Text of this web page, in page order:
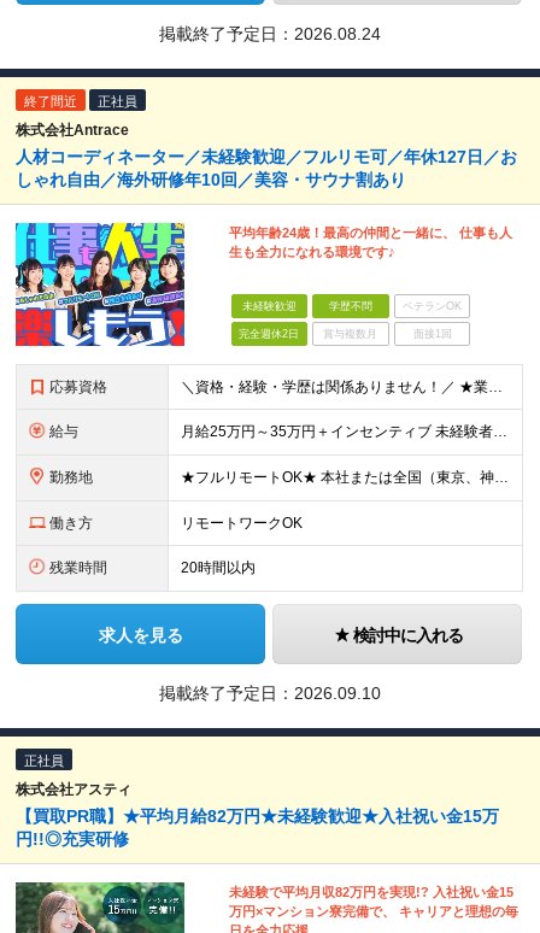
掲載終了予定日： 2026.08.24
終了間近 正社員
株式会社Antrace
人材コーディネーター／未経験歓迎／フルリモ可／年休127日／お
しゃれ自由／海外研修年10回／美容・サウナ割あり
平均年齢24歳！最高の仲間と一緒に、 仕事も人
生も全力になれる環境です♪
未経験歓迎 学歴不問 ベテランOK
完全週休2日 賞与複数月 面接1回
応募資格 ＼資格・経験・学歴は関係ありません！／ ★業界・職種未経験歓迎！ ★第二新卒、既卒歓迎！ ★社会人未経験歓迎！ ―――――――――― こんな方におススメ！ ―――――――――― ◎ボードゲーム好き
給与 月給25万円～35万円＋インセンティブ 未経験者：月給25万円～＋インセンティブ 経験者：月給35万円～＋インセンティブ （※経験者は営業経験5年以上の方を想定） ※経験・スキルなどを考慮のうえ、
勤務地 ★フルリモートOK★ 本社または全国（東京、神奈川、千葉、埼玉、大阪）にあるオフィスの利用も可能です！ ＜本社住所＞ 東京都豊島区南池袋1-16-15リージャス5階 ＜大阪支社＞ 大阪府大阪市北区
働き方 リモートワークOK
残業時間 20時間以内
求人を見る 検討中に入れる
掲載終了予定日： 2026.09.10
正社員
株式会社アスティ
【買取PR職】★平均月給82万円★未経験歓迎★入社祝い金15万
円!!◎充実研修
未経験で平均月収82万円を実現!? 入社祝い金15
万円×マンション寮完備で、 キャリアと理想の毎